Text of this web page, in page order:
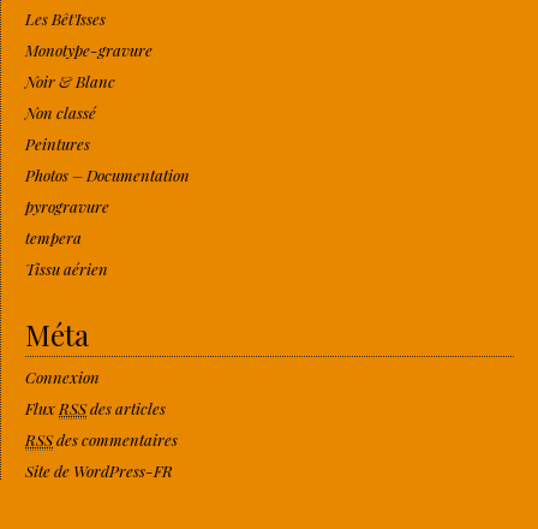
Les Bêt'Isses
Monotype-gravure
Noir & Blanc
Non classé
Peintures
Photos – Documentation
pyrogravure
tempera
Tissu aérien
Méta
Connexion
Flux RSSdes articles
RSSdes commentaires
Site de WordPress-FR